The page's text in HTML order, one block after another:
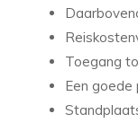
Toegang
Een goede